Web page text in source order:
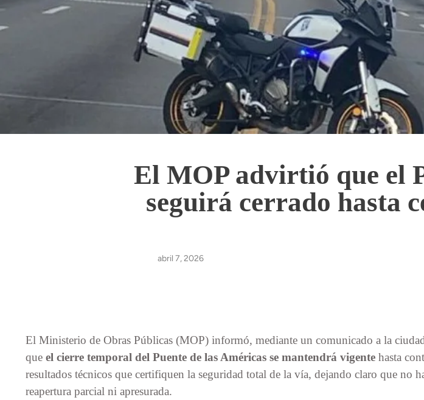
El MOP advirtió que el
seguirá cerrado hasta
abril 7, 2026
El Ministerio de Obras Públicas (MOP) informó, mediante un comunicado a la
que el cierre temporal del Puente de las Américas se mantendrá vigente hasta
resultados técnicos que certifiquen la seguridad total de la vía, dejando claro que no
reapertura parcial ni apresurada.